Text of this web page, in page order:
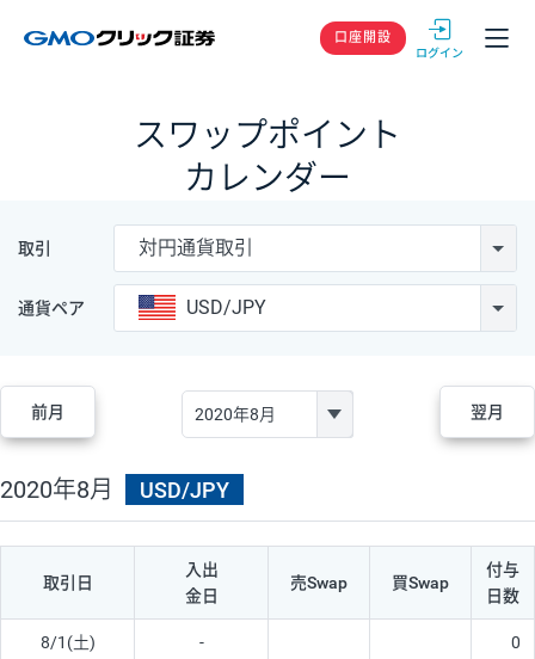
GMOクリック
口座開設
スワップポイント
カレンダー
取引 対円通貨取引
通貨ペア USD/JPY
前月 翌月
2020年8月 USD/JPY
取引日
入出
金日
売Swap 買Swap
付与
日数
8/1(土) - 0